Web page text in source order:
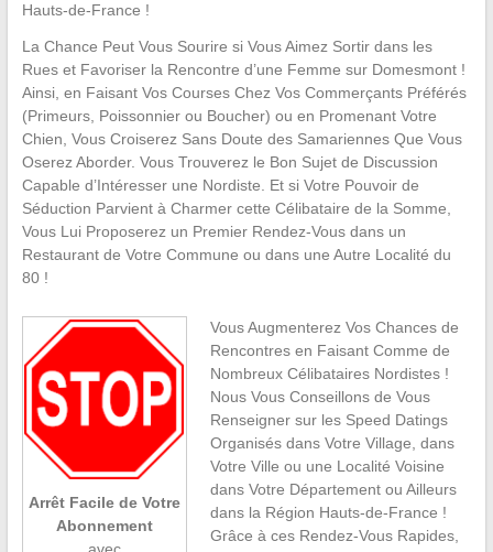
Hauts-de-France !
La Chance Peut Vous Sourire si Vous Aimez Sortir dans les
Rues et Favoriser la Rencontre d’une Femme sur Domesmont !
Ainsi, en Faisant Vos Courses Chez Vos Commerçants Préférés
(Primeurs, Poissonnier ou Boucher) ou en Promenant Votre
Chien, Vous Croiserez Sans Doute des Samariennes Que Vous
Oserez Aborder. Vous Trouverez le Bon Sujet de Discussion
Capable d’Intéresser une Nordiste. Et si Votre Pouvoir de
Séduction Parvient à Charmer cette Célibataire de la Somme,
Vous Lui Proposerez un Premier Rendez-Vous dans un
Restaurant de Votre Commune ou dans une Autre Localité du
80 !
Arrêt Facile de Votre
Abonnement
Vous Augmenterez Vos Chances de
Rencontres en Faisant Comme de
Nombreux Célibataires Nordistes !
Nous Vous Conseillons de Vous
Renseigner sur les Speed Datings
Organisés dans Votre Village, dans
Votre Ville ou une Localité Voisine
dans Votre Département ou Ailleurs
dans la Région Hauts-de-France !
Grâce à ces Rendez-Vous Rapides,